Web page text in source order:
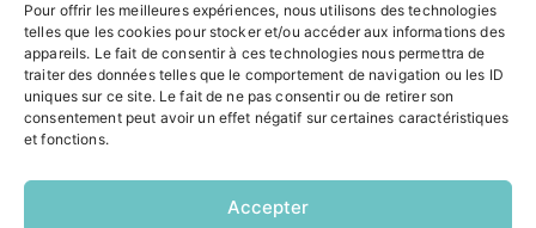
Pour offrir les meilleures expériences, nous utilisons des technologies
telles que les cookies pour stocker et/ou accéder aux informations des
appareils. Le fait de consentir à ces technologies nous permettra de
traiter des données telles que le comportement de navigation ou les ID
uniques sur ce site. Le fait de ne pas consentir ou de retirer son
consentement peut avoir un effet négatif sur certaines caractéristiques
et fonctions.
Accepter
Contacter la mairie
Pôle santé
Le Saucatais
Formalités administratives
Restauration scolaire